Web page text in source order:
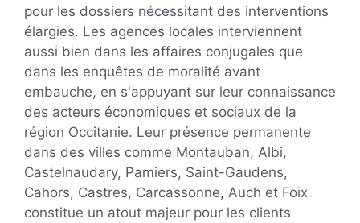
pour les dossiers nécessitant des interventions
élargies. Les agences locales interviennent
aussi bien dans les affaires conjugales que
dans les enquêtes de moralité avant
embauche, en s'appuyant sur leur connaissance
des acteurs économiques et sociaux de la
région Occitanie. Leur présence permanente
dans des villes comme Montauban, Albi,
Castelnaudary, Pamiers, Saint-Gaudens,
Cahors, Castres, Carcassonne, Auch et Foix
constitue un atout majeur pour les clients